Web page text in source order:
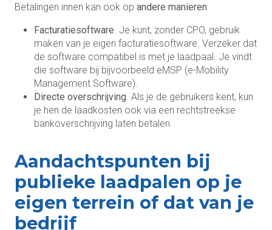
Betalingen innen kan ook op andere manieren:
Facturatiesoftware . Je kunt, zonder CPO, gebruik
maken van je eigen facturatiesoftware. Verzeker dat
de software compatibel is met je laadpaal. Je vindt
die software bij bijvoorbeeld eMSP (e-Mobility
Management Software).
Directe overschrijving . Als je de gebruikers kent, kun
je hen de laadkosten ook via een rechtstreekse
bankoverschrijving laten betalen.
Aandachtspunten bij
publieke laadpalen op je
eigen terrein of dat van je
bedrijf